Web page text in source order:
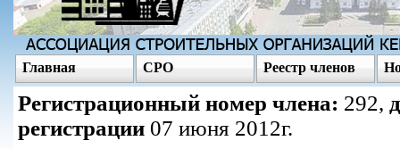
Главная СРО Реестр членов
Регистрационный номер члена: 292,
регистрации 07 июня 2012г.